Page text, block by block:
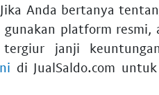
Anda bertanya
gunakan platform resmi,
janji
di JualSaldo.com